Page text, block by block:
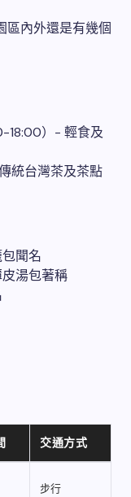
區內外還是有幾個
18:00）- 輕食及
統台灣茶及茶點
聞名
湯包著稱
交通方式
步行